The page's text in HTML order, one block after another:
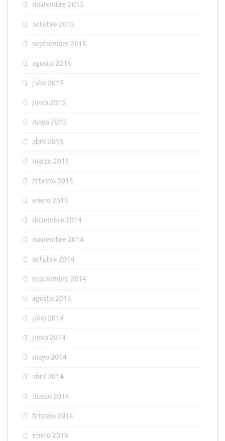
noviembre 2015
octubre 2015
septiembre 2015
agosto 2015
julio 2015
junio 2015
mayo 2015
abril 2015
marzo 2015
febrero 2015
enero 2015
diciembre 2014
noviembre 2014
octubre 2014
septiembre 2014
agosto 2014
julio 2014
junio 2014
mayo 2014
abril 2014
marzo 2014
febrero 2014
enero 2014